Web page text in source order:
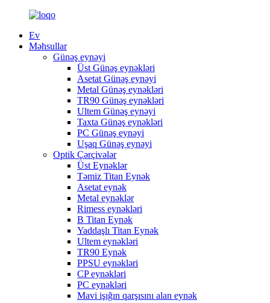
Ev
Məhsullar
Günəş eynəyi
Üst Günəş eynəkləri
Asetat Günəş eynəyi
Metal Günəş eynəkləri
TR90 Günəş eynəkləri
Ultem Günəş eynəyi
Taxta Günəş eynəkləri
PC Günəş eynəyi
Uşaq Günəş eynəyi
Optik Çərçivələr
Üst Eynəklər
Təmiz Titan Eynək
Asetat eynək
Metal eynəklər
Rimess eynəkləri
B Titan Eynək
Yaddaşlı Titan Eynək
Ultem eynəkləri
TR90 Eynək
PPSU eynəkləri
CP eynəkləri
PC eynəkləri
Mavi işığın qarşısını alan eynək